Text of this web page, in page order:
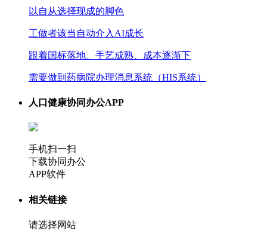
以自从选择现成的脚色
工做者该当自动介入AI成长
跟着国标落地、手艺成熟、成本逐渐下
需要做到药病院办理消息系统（HIS系统）
人口健康协同办公APP
手机扫一扫
下载协同办公
APP软件
相关链接
请选择网站